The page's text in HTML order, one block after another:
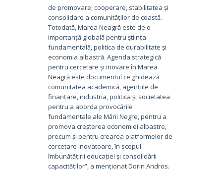
de promovare, cooperare, stabilitatea și
consolidare a comunităților de coastă.
Totodată, Marea Neagră este de o
importanță globală pentru știința
fundamentală, politica de durabilitate și
economia albastră. Agenda strategică
pentru cercetare și inovare în Marea
Neagră este documentul ce ghidează
comunitatea academică, agențiile de
finanțare, industria, politica și societatea
pentru a aborda provocările
fundamentale ale Mării Negre, pentru a
promova creșterea economiei albastre,
precum și pentru crearea platformelor de
cercetare inovatoare, în scopul
îmbunătățirii educației și consolidării
capacităților”, a menționat Dorin Andros.